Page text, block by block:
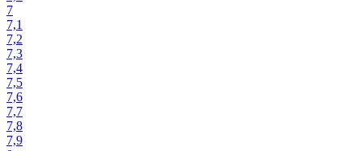
7
7,1
7,2
7,3
7,4
7,5
7,6
7,7
7,8
7,9